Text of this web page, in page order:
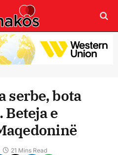
serbe, bota
e
21 Mins Read